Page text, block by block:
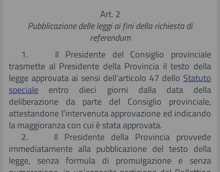
Art. 2
Pubblicazione delle leggi ai fini della richiesta di
referendum
1. Il Presidente del Consiglio provinciale
trasmette al Presidente della Provincia il testo della
legge approvata ai sensi dell’articolo 47 dello Statuto
speciale entro dieci giorni dalla data della
deliberazione da parte del Consiglio provinciale,
attestandone l’intervenuta approvazione ed indicando
la maggioranza con cui è stata approvata.
2. Il Presidente della Provincia provvede
immediatamente alla pubblicazione del testo della
legge, senza formula di promulgazione e senza